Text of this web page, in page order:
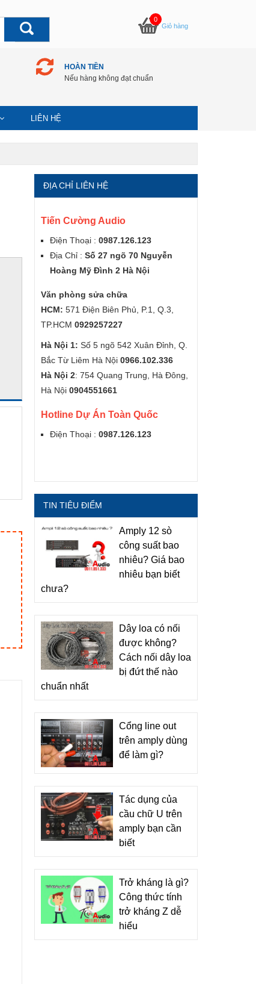
0
Giỏ hàng
HOÀN TIỀN
Nếu hàng không đạt chuẩn
LIÊN HỆ
ĐỊA CHỈ LIÊN HỆ
Tiến Cường Audio
Điện Thoại : 0987.126.123
Địa Chỉ : Số 27 ngõ 70 Nguyễn
Hoàng Mỹ Đình 2 Hà Nội
Văn phòng sửa chữa
HCM: 571 Điện Biên Phủ, P.1, Q.3,
TP.HCM 0929257227
Hà Nội 1: Số 5 ngõ 542 Xuân Đỉnh, Q.
Bắc Từ Liêm Hà Nội 0966.102.336
Hà Nội 2: 754 Quang Trung, Hà Đông,
Hà Nội 0904551661
Hotline Dự Án Toàn Quốc
Điện Thoại : 0987.126.123
TIN TIÊU ĐIỂM
Amply 12 sò
công suất bao
nhiêu? Giá bao
nhiêu bạn biết
chưa?
Dây loa có nối
được không?
Cách nối dây loa
bị đứt thế nào
chuẩn nhất
Cổng line out
trên amply dùng
để làm gì?
Tác dụng của
cầu chữ U trên
amply bạn cần
biết
Trở kháng là gì?
Công thức tính
trở kháng Z dễ
hiểu